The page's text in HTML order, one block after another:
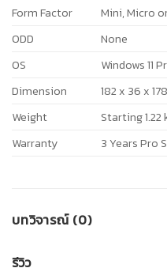
Form Factor
Mini, Micro
ODD
None
OS
Windows 11
Dimension
182 x 36 x
Weight
Starting 1.22
Warranty
3 Years Pro
บทวิจารณ์ (0)
รีวิว